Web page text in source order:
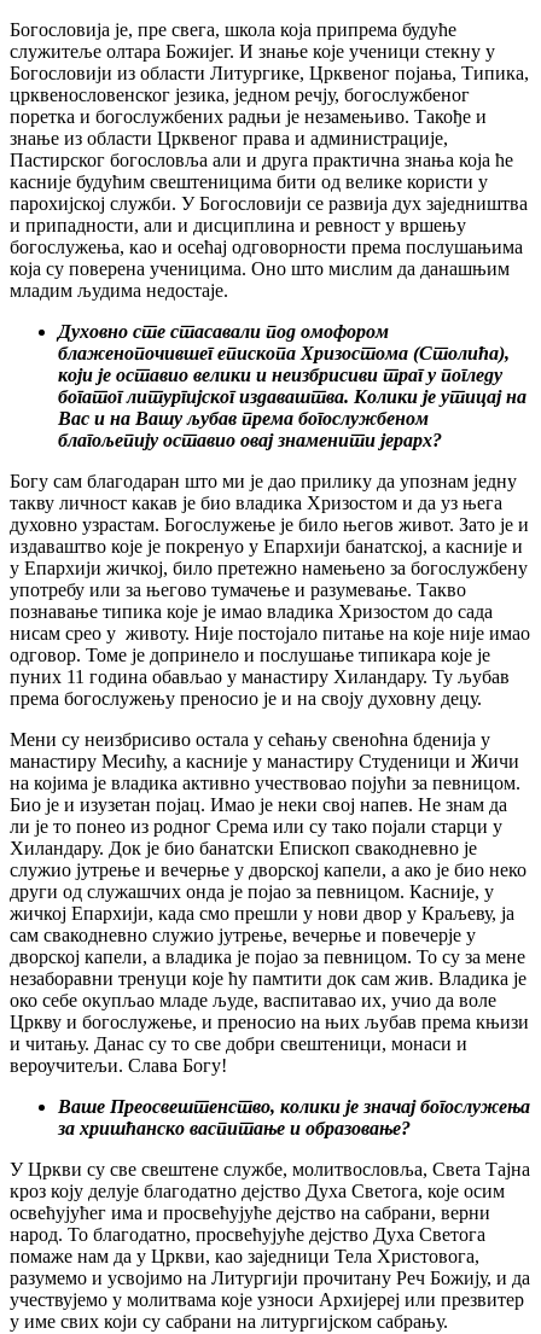
Богословија је, пре свега, школа која припрема будуће
служитеље олтара Божијег. И знање које ученици стекну у
Богословији из области Литургике, Црквеног појања, Типика,
црквенословенског језика, једном речју, богослужбеног
поретка и богослужбених радњи је незамењиво. Такође и
знање из области Црквеног права и администрације,
Пастирског богословља али и друга практична знања која ће
касније будућим свештеницима бити од велике користи у
парохијској служби. У Богословији се развија дух заједништва
и припадности, али и дисциплина и ревност у вршењу
богослужења, као и осећај одговорности према послушањима
која су поверена ученицима. Оно што мислим да данашњим
младим људима недостаје.
Духовно сте стасавали под омофором
блаженопочившег епископа Хризостома (Столића),
који је оставио велики и неизбрисиви траг у погледу
богатог литургијског издаваштва. Колики је утицај на
Вас и на Вашу љубав према богослужбеном
благољепију оставио овај знаменити јерарх?
Богу сам благодаран што ми је дао прилику да упознам једну
такву личност какав је био владика Хризостом и да уз њега
духовно узрастам. Богослужење је било његов живот. Зато је и
издаваштво које је покренуо у Епархији банатској, а касније и
у Епархији жичкој, било претежно намењено за богослужбену
употребу или за његово тумачење и разумевање. Такво
познавање типика које је имао владика Хризостом до сада
нисам срео у животу. Није постојало питање на које није имао
одговор. Томе је допринело и послушање типикара које је
пуних 11 година обављао у манастиру Хиландару. Ту љубав
према богослужењу преносио је и на своју духовну децу.
Мени су неизбрисиво остала у сећању свеноћна бденија у
манастиру Месићу, а касније у манастиру Студеници и Жичи
на којима је владика активно учествовао појући за певницом.
Био је и изузетан појац. Имао је неки свој напев. Не знам да
ли је то понео из родног Срема или су тако појали старци у
Хиландару. Док је био банатски Епископ свакодневно је
служио јутрење и вечерње у дворској капели, а ако је био неко
други од служашчих онда је појао за певницом. Касније, у
жичкој Епархији, када смо прешли у нови двор у Краљеву, ја
сам свакодневно служио јутрење, вечерње и повечерје у
дворској капели, а владика је појао за певницом. То су за мене
незаборавни тренуци које ћу памтити док сам жив. Владика је
око себе окупљао младе људе, васпитавао их, учио да воле
Цркву и богослужење, и преносио на њих љубав према књизи
и читању. Данас су то све добри свештеници, монаси и
вероучитељи. Слава Богу!
Ваше Преосвештенство, колики је значај богослужења
за хришћанско васпитање и образовање?
У Цркви су све свештене службе, молитвословља, Света Тајна
кроз коју делује благодатно дејство Духа Светога, које осим
освећујућег има и просвећујуће дејство на сабрани, верни
народ. То благодатно, просвећујуће дејство Духа Светога
помаже нам да у Цркви, као заједници Тела Христовога,
разумемо и усвојимо на Литургији прочитану Реч Божију, и да
учествујемо у молитвама које узноси Архијереј или презвитер
у име свих који су сабрани на литургијском сабрању.